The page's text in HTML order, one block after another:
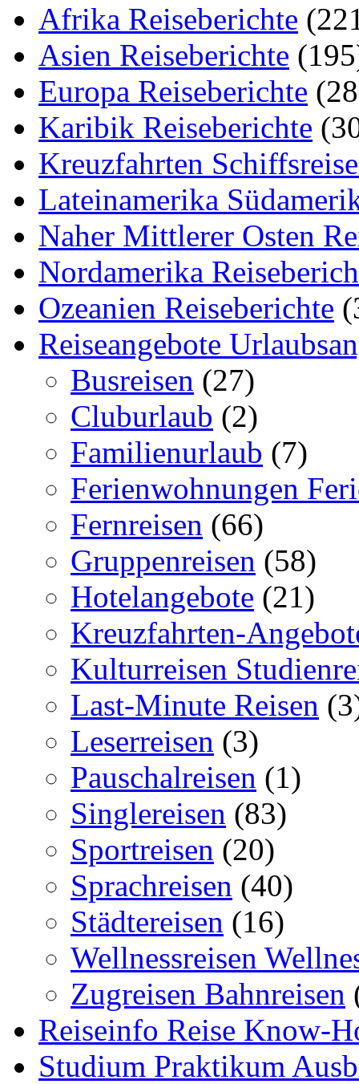
Afrika Reiseberichte
Asien Reiseberichte
Europa Reiseberichte
Karibik Reiseberichte
Kreuzfahrten
Lateinamerika
Naher Mittlerer Osten
Nordamerika
Ozeanien Reiseberichte
Reiseangebote
Busreisen (27)
Cluburlaub (2)
Familienurlaub (7)
Ferienwohnungen
Fernreisen (66)
Gruppenreisen (58)
Hotelangebote (21)
Kreuzfahrten-
Kulturreisen
Last-Minute Reisen
Leserreisen (3)
Pauschalreisen (1)
Singlereisen (83)
Sportreisen (20)
Sprachreisen (40)
Städtereisen (16)
Wellnessreisen
Zugreisen Bahnreisen
Reiseinfo Reise Know-
Studium Praktikum